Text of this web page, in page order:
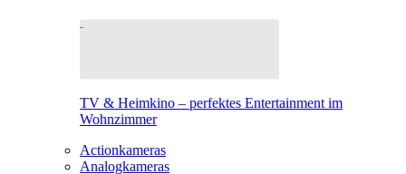
TV & Heimkino – perfektes Entertainment im
Wohnzimmer
Actionkameras
Analogkameras